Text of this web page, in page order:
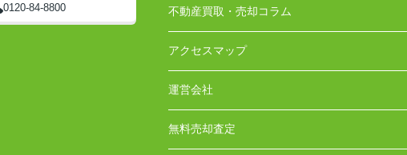
0120-84-8800 不動産買取・売却コラム
アクセスマップ
運営会社
無料売却査定